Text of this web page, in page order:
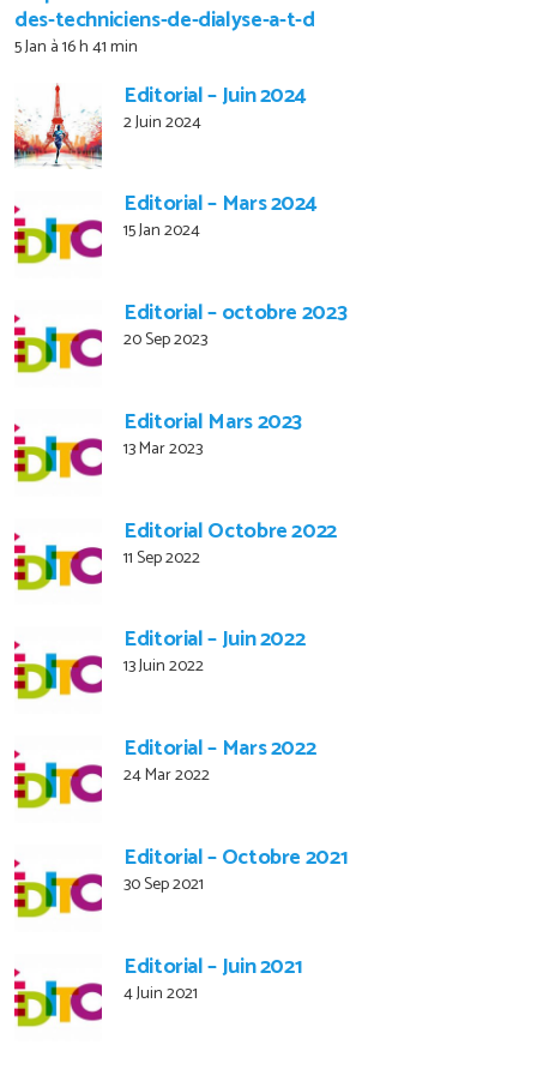
des-techniciens-de-dialyse-a-t-d
5 Jan à 16 h 41 min
Editorial – Juin 2024
2 Juin 2024
Editorial – Mars 2024
15 Jan 2024
Editorial – octobre 2023
20 Sep 2023
Editorial Mars 2023
13 Mar 2023
Editorial Octobre 2022
11 Sep 2022
Editorial – Juin 2022
13 Juin 2022
Editorial – Mars 2022
24 Mar 2022
Editorial – Octobre 2021
30 Sep 2021
Editorial – Juin 2021
4 Juin 2021